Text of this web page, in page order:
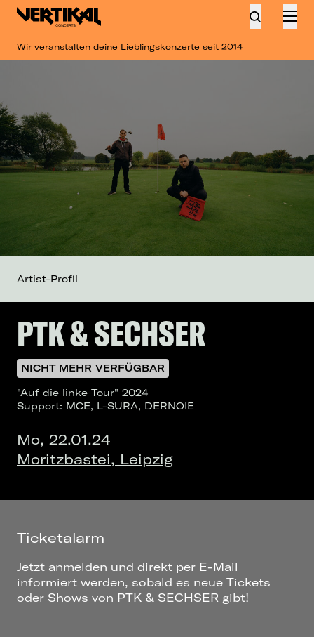
Wir veranstalten deine Lieblingskonzerte seit 2014
PTK & SECHSER
NICHT MEHR VERFÜGBAR
"Auf die linke Tour" 2024
Support: MCE, L-SURA, DERNOIE
Mo, 22.01.24
Moritzbastei, Leipzig
Artist-Profil
Ticketalarm
Jetzt anmelden und direkt per E-Mail
informiert werden, sobald es neue Tickets
oder Shows von PTK & SECHSER gibt!